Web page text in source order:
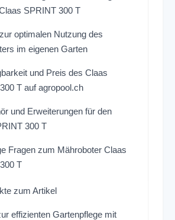
SPRINT 300 T
optimalen Nutzung des
im eigenen Garten
und Preis des Claas
T auf agropool.ch
und Erweiterungen für den
300 T
Fragen zum Mähroboter Claas
T
zum Artikel
effizienten Gartenpflege mit